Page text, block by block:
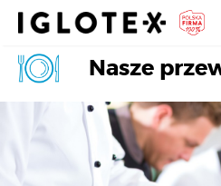
Polski
Szukaj
Zaloguj się
Zarejestruj się,
się opłaca!
Nasze